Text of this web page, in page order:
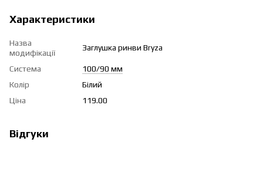
Характеристики
Назва
модифікації
Заглушка ринви Bryza
Система
100/90 мм
Колір
Білий
Ціна
119.00
Відгуки